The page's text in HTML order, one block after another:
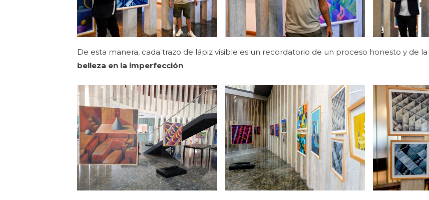
De esta manera, cada trazo de lápiz visible es un recordatorio de un proceso honesto y de la
belleza en la imperfección.